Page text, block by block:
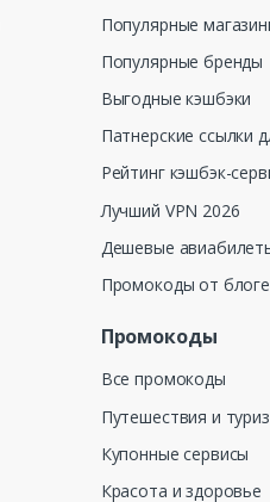
Популярные
Популярные бренды
Выгодные кэшбэки
Патнерские ссылки
Рейтинг кэшбэк-
Лучший VPN 2026
Дешевые
Промокоды от
Промокоды
Все промокоды
Путешествия и
Купонные сервисы
Красота и здоровье